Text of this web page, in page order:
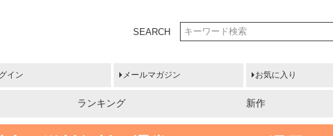
SEARCH
イン メールマガジン お気に入り
ランキング 新作